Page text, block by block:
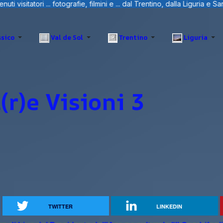
dalla Liguria e Sardegna.
Val de Sol Trentino Liguria
Visioni 3
TWITTER LINKEDIN